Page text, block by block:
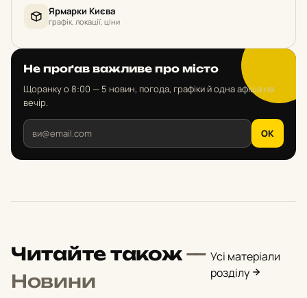
Ярмарки Києва
графік, локації, ціни
Не проґав важливе про місто
Щоранку о 8:00 — 5 новин, погода, графіки й одна афіша на
вечір.
OK
Читайте також—
Новини
Усі матеріали
розділу